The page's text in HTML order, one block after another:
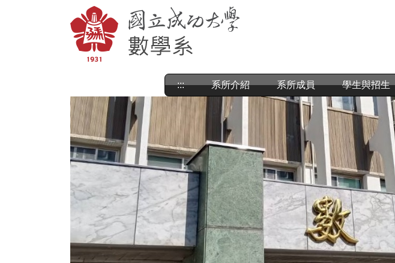
::: 系所介紹 系所成員 學生與招生